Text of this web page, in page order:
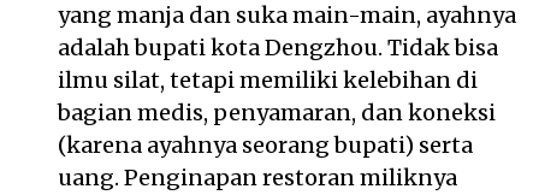
yang manja dan suka main-main, ayahnya
adalah bupati kota Dengzhou. Tidak bisa
ilmu silat, tetapi memiliki kelebihan di
bagian medis, penyamaran, dan koneksi
(karena ayahnya seorang bupati) serta
uang. Penginapan restoran miliknya